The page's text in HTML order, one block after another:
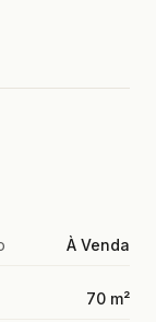
À Venda
70 m²